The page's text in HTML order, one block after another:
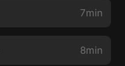
7min
8min